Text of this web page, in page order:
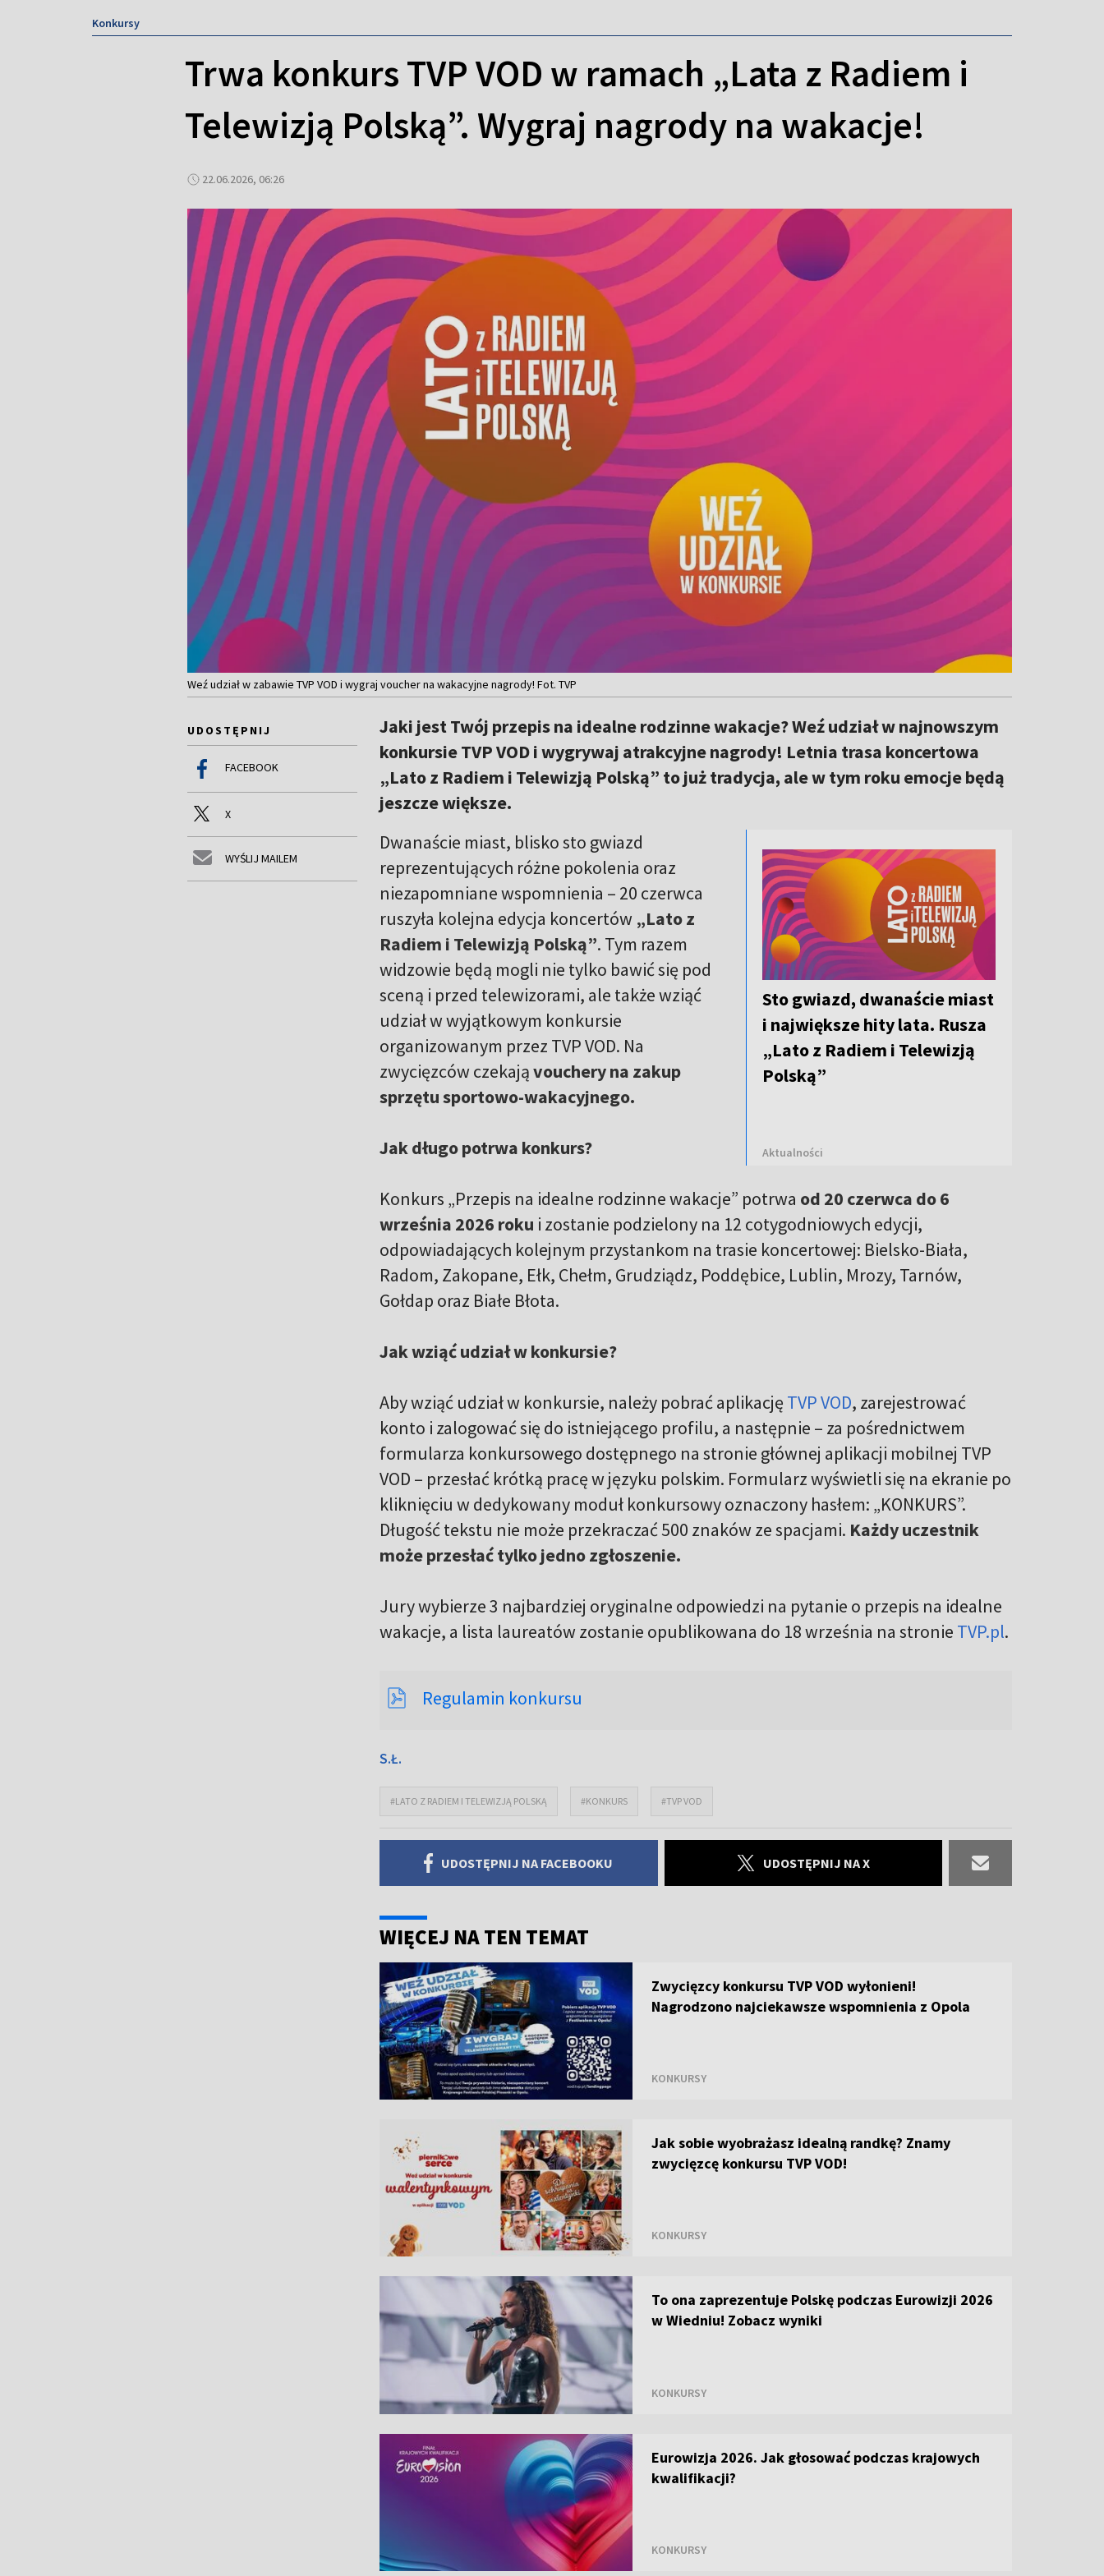
Konkursy
Trwa konkurs TVP VOD w ramach „Lata z Radiem i
Telewizją Polską”. Wygraj nagrody na wakacje!
22.06.2026, 06:26
Weź udział w zabawie TVP VOD i wygraj voucher na wakacyjne nagrody! Fot. TVP
UDOSTĘPNIJ
FACEBOOK
X
WYŚLIJ MAILEM
Jaki jest Twój przepis na idealne rodzinne wakacje? Weź udział w najnowszym
konkursie TVP VOD i wygrywaj atrakcyjne nagrody! Letnia trasa koncertowa
„Lato z Radiem i Telewizją Polską” to już tradycja, ale w tym roku emocje będą
jeszcze większe.
Sto gwiazd, dwanaście miast
i największe hity lata. Rusza
„Lato z Radiem i Telewizją
Polską”
Aktualności
Dwanaście miast, blisko sto gwiazd
reprezentujących różne pokolenia oraz
niezapomniane wspomnienia – 20 czerwca
ruszyła kolejna edycja koncertów „Lato z
Radiem i Telewizją Polską”. Tym razem
widzowie będą mogli nie tylko bawić się pod
sceną i przed telewizorami, ale także wziąć
udział w wyjątkowym konkursie
organizowanym przez TVP VOD. Na
zwycięzców czekająvouchery na zakup
sprzętu sportowo-wakacyjnego.
Jak długo potrwa konkurs?
Konkurs „Przepis na idealne rodzinne wakacje” potrwa od 20 czerwca do 6
września 2026 roku i zostanie podzielony na 12 cotygodniowych edycji,
odpowiadających kolejnym przystankom na trasie koncertowej: Bielsko-Biała,
Radom, Zakopane, Ełk, Chełm, Grudziądz, Poddębice, Lublin, Mrozy, Tarnów,
Gołdap oraz Białe Błota.
Jak wziąć udział w konkursie?
Aby wziąć udział w konkursie, należy pobrać aplikację TVP VOD, zarejestrować
konto i zalogować się do istniejącego profilu, a następnie – za pośrednictwem
formularza konkursowego dostępnego na stronie głównej aplikacji mobilnej TVP
VOD – przesłać krótką pracę w języku polskim. Formularz wyświetli się na ekranie po
kliknięciu w dedykowany moduł konkursowy oznaczony hasłem: „KONKURS”.
Długość tekstu nie może przekraczać 500 znaków ze spacjami. Każdy uczestnik
może przesłać tylko jedno zgłoszenie.
Jury wybierze 3 najbardziej oryginalne odpowiedzi na pytanie o przepis na idealne
wakacje, a lista laureatów zostanie opublikowana do 18 września na stronie TVP.pl.
Regulamin konkursu
S.Ł.
#LATO Z RADIEM I TELEWIZJĄ POLSKĄ #KONKURS #TVP VOD
UDOSTĘPNIJ NA FACEBOOKU UDOSTĘPNIJ NA X
WIĘCEJ NA TEN TEMAT
Zwycięzcy konkursu TVP VOD wyłonieni!
Nagrodzono najciekawsze wspomnienia z Opola
KONKURSY
Jak sobie wyobrażasz idealną randkę? Znamy
zwycięzcę konkursu TVP VOD!
KONKURSY
To ona zaprezentuje Polskę podczas Eurowizji 2026
w Wiedniu! Zobacz wyniki
KONKURSY
Eurowizja 2026. Jak głosować podczas krajowych
kwalifikacji?
KONKURSY